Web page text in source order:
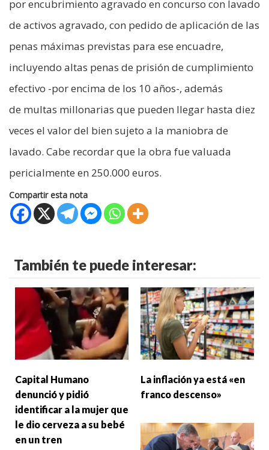
por encubrimiento agravado en concurso con lavado
de activos agravado, con pedido de aplicación de las
penas máximas previstas para ese encuadre,
incluyendo altas penas de prisión de cumplimiento
efectivo -por encima de los 10 años-, además
de multas millonarias que pueden llegar hasta diez
veces el valor del bien sujeto a la maniobra de
lavado. Cabe recordar que la obra fue valuada
pericialmente en 250.000 euros.
Compartir esta nota
También te puede interesar:
Capital Humano
denunció y pidió
identificar a la mujer que
le dio cerveza a su bebé
en un tren
La inflación ya está «en
franco descenso»